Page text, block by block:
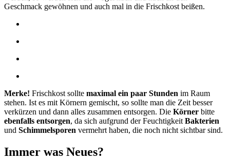
Geschmack gewöhnen und auch mal in die Frischkost beißen.
Merke! Frischkost sollte maximal ein paar Stunden im Raum
stehen. Ist es mit Körnern gemischt, so sollte man die Zeit besser
verkürzen und dann alles zusammen entsorgen. Die Körner bitte
ebenfalls entsorgen, da sich aufgrund der Feuchtigkeit Bakterien
und Schimmelsporen vermehrt haben, die noch nicht sichtbar sind.
Immer was Neues?